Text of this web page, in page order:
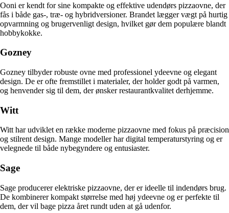
Ooni er kendt for sine kompakte og effektive udendørs pizzaovne, der
fås i både gas-, træ- og hybridversioner. Brandet lægger vægt på hurtig
opvarmning og brugervenligt design, hvilket gør dem populære blandt
hobbykokke.
Gozney
Gozney tilbyder robuste ovne med professionel ydeevne og elegant
design. De er ofte fremstillet i materialer, der holder godt på varmen,
og henvender sig til dem, der ønsker restaurantkvalitet derhjemme.
Witt
Witt har udviklet en række moderne pizzaovne med fokus på præcision
og stilrent design. Mange modeller har digital temperaturstyring og er
velegnede til både nybegyndere og entusiaster.
Sage
Sage producerer elektriske pizzaovne, der er ideelle til indendørs brug.
De kombinerer kompakt størrelse med høj ydeevne og er perfekte til
dem, der vil bage pizza året rundt uden at gå udenfor.